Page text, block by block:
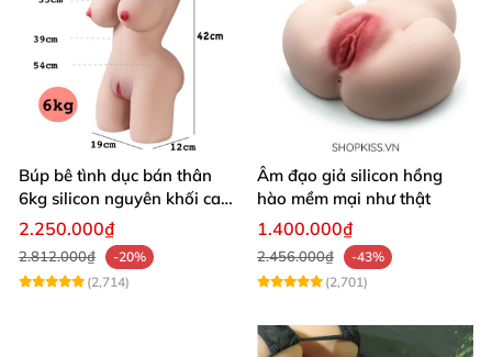
Búp bê tình dục bán thân
6kg silicon nguyên khối cao
cấp giá rẻ
2.250.000₫
2.812.000₫
-20%
(2,714)
Âm đạo giả silicon hồng
hào mềm mại như thật
1.400.000₫
2.456.000₫
-43%
(2,701)